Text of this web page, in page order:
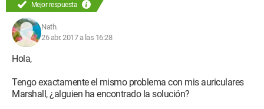
Mejor respuesta
Nath.
26 abr. 2017 a las 16:28
Hola,
Tengo exactamente el mismo problema con mis auriculares
Marshall, ¿alguien ha encontrado la solución?